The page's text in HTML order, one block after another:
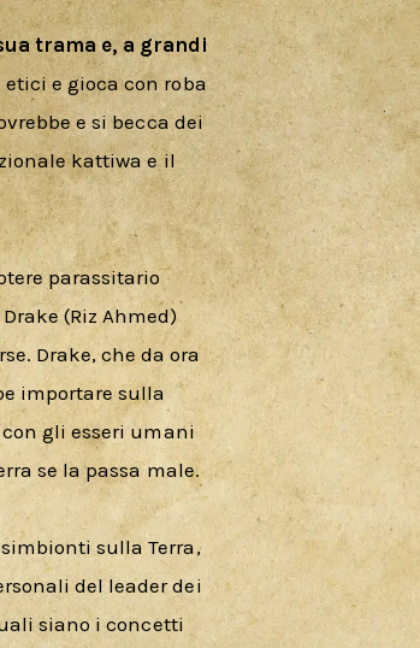
trama e, a grandi
e gioca con roba
e si becca dei
kattiwa e il
parassitario
(Riz Ahmed)
Drake, che da ora
importare sulla
con gli esseri umani
se la passa male.
sulla Terra,
del leader dei
siano i concetti